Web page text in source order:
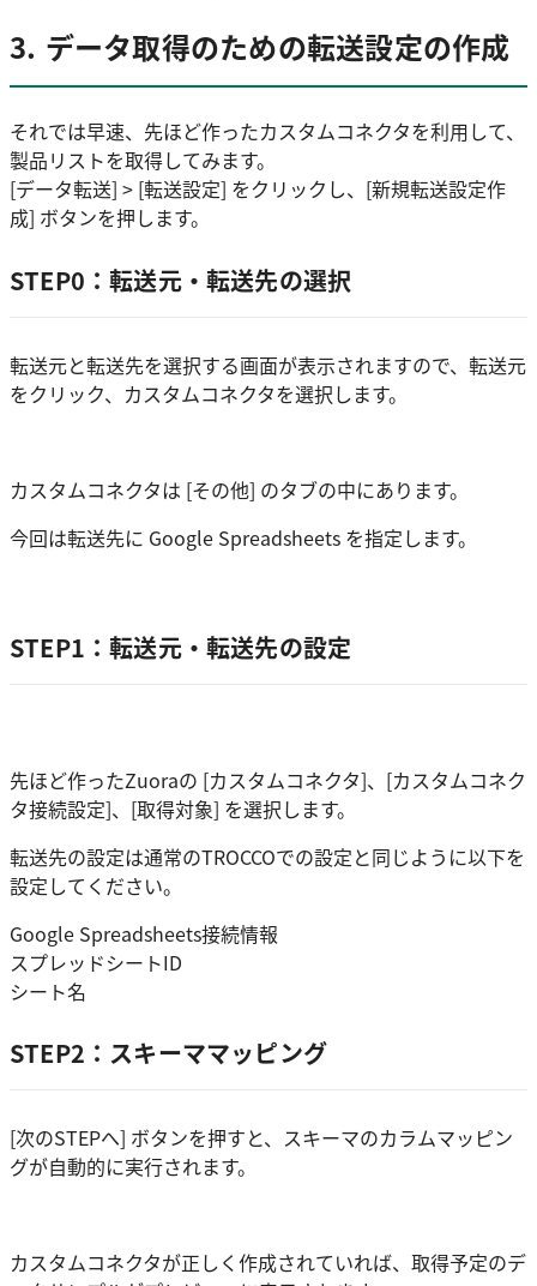
3. データ取得のための転送設定の作成
それでは早速、先ほど作ったカスタムコネクタを利用して、
製品リストを取得してみます。
[データ転送] > [転送設定] をクリックし、[新規転送設定作
成] ボタンを押します。
STEP0：転送元・転送先の選択
転送元と転送先を選択する画面が表示されますので、転送元
をクリック、カスタムコネクタを選択します。
カスタムコネクタは [その他] のタブの中にあります。
今回は転送先に Google Spreadsheets を指定します。
STEP1：転送元・転送先の設定
先ほど作ったZuoraの [カスタムコネクタ]、[カスタムコネク
タ接続設定]、[取得対象] を選択します。
転送先の設定は通常のTROCCOでの設定と同じように以下を
設定してください。
Google Spreadsheets接続情報
スプレッドシートID
シート名
STEP2：スキーママッピング
[次のSTEPへ] ボタンを押すと、スキーマのカラムマッピン
グが自動的に実行されます。
カスタムコネクタが正しく作成されていれば、取得予定のデ